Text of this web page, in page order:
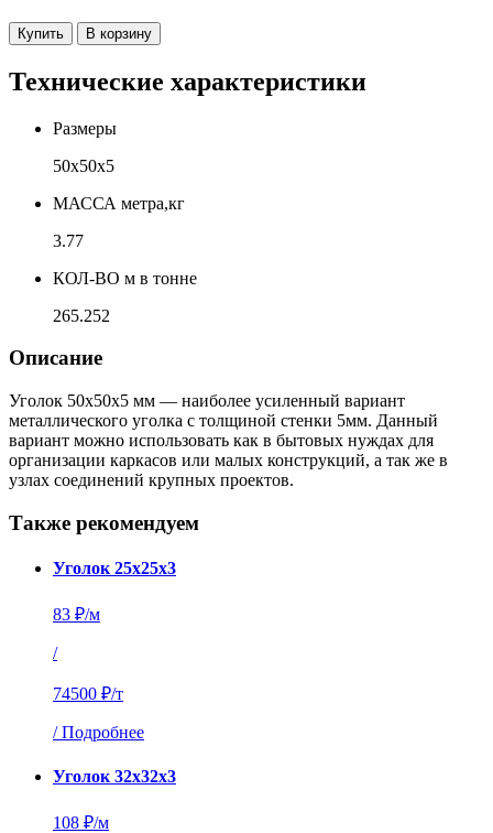
Купить В корзину
Технические характеристики
Размеры
50х50х5
МАССА метра,кг
3.77
КОЛ-ВО м в тонне
265.252
Описание
Уголок 50х50х5 мм — наиболее усиленный вариант
металлического уголка с толщиной стенки 5мм. Данный
вариант можно использовать как в бытовых нуждах для
организации каркасов или малых конструкций, а так же в
узлах соединений крупных проектов.
Также рекомендуем
Уголок 25х25х3
83 ₽/м
/
74500 ₽/т
/ Подробнее
Уголок 32х32х3
108 ₽/м